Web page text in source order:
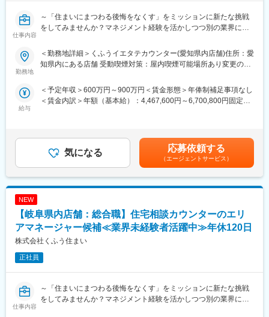
■やりがいや魅力
サービスを提案するため、営業成果がダイレクトに数値として可
視化される環境です。また、営業に加え教育・マネジメント・仕
イヤーに留まらない営業キャリア形成が可能です。
リアマネージャーへステップアップ可能です。その後は委託先と
の法人営業などのキャリアも目指せます。
■同社の特徴：
同社は日本発のSVODサービスとして高いシェアを持ち、豊富な
ャネルを強みに、高い営業再現性と実績を誇ります。営業×組織づ
くりの両面で成長できる環境が整っています。
変更の範囲：会社の定める業務
仕事内容
～「住まいにまつわる後悔をなくす」をミッションに新たな挑戦
をしてみませんか？マネジメント経験を活かしつつ別の業界に興
家づくりの総合相談窓口『くふうイエタテカウンター』のエリア
マネージャー候補を募集します。
舗の立ち上げを経て、将来的にはエリアマネージャーを担ってい
ただく予定です。
・お客様のヒアリング
・住宅会社への紹介
・面談日時の設定
・相談後のお客様、住宅会社のフォロー(お電話、LINE@)
※入社後、約2-3ヶ月間は研修を行います。座学研修、先輩の商談
らの商談を経て独り立ちとなります。
＜店長業務＞
・店舗運営
・店舗スタッフの指導育成、採用
・住宅会社との関係性構築など
＜エリアマネージャー業務＞
・複数店舗の管理
勤務地
＜勤務地詳細＞くふうイエタテカウンター(愛知県内店舗)住所：愛
知県内にある店舗 受動喫煙対策：屋内喫煙可能場所あり変更の範
給与
＜予定年収＞600万円～900万円＜賃金形態＞年俸制補足事項なし
＜賃金内訳＞年額（基本給）：4,467,600円～6,700,800円固定残
残業手当＞有＜給与補足＞※上記年収には、45時間分のみなし残
業代を含む※詳細は、経験・能力を考慮した上で決定■給与改定：
年2回（4月、10月）賃金はあくまでも目安の金額であり、選考を
通じて上下する可能性があります。月給(月額)は固定手当を含めた
表記です。
気になる 応募依頼する
（エージェントサービス）
NEW
【岐阜県内店舗：総合職】住宅相談カウンターのエリ
アマネージャー候補≪業界未経験者活躍中≫年休120日
株式会社くふう住まい
正社員
仕事内容
～「住まいにまつわる後悔をなくす」をミッションに新たな挑戦
をしてみませんか？マネジメント経験を活かしつつ別の業界に興